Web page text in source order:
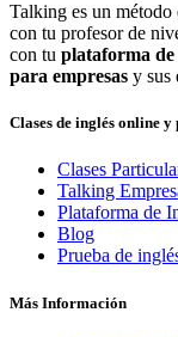
Talking es un método
con tu profesor de
con tu plataforma de
para empresas y sus
Clases de inglés online y
Clases
Talking
Plataforma de
Blog
Prueba de
Más Información